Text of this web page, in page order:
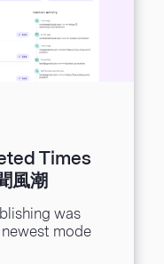
Times
風潮
was
mode